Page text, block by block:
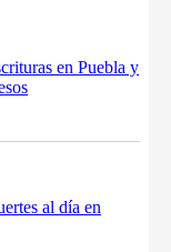
en Puebla y
al día en